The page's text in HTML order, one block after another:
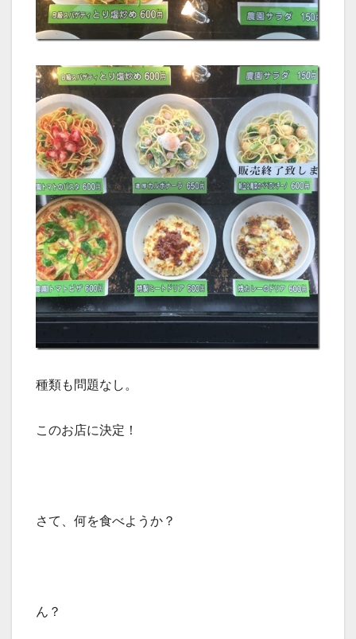
種類も問題なし。
このお店に決定！
さて、何を食べようか？
ん？